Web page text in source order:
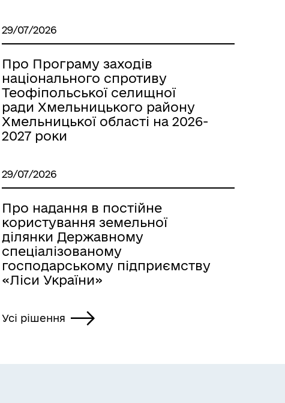
29/07/2026
Про Програму заходів
національного спротиву
Теофіпольської селищної
ради Хмельницького району
Хмельницької області на 2026-
2027 роки
29/07/2026
Про надання в постійне
користування земельної
ділянки Державному
спеціалізованому
господарському підприємству
«Ліси України»
Усі рішення